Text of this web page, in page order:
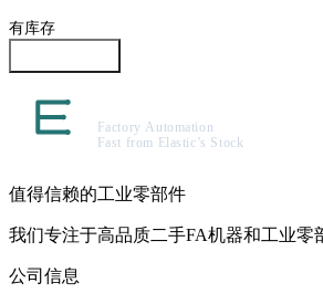
有库存
值得信赖的工业零部件
我们专注于高品质二手FA机器和工业零
公司信息